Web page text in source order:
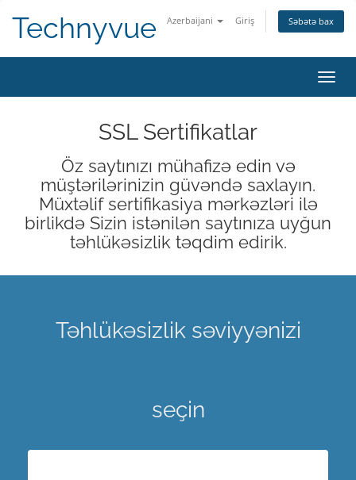
Azerbaijani Giriş Səbətə bax
Technyvue
keçid
SSL Sertifikatlar
Öz saytınızı mühafizə edin və
müştərilərinizin güvəndə saxlayın.
Müxtəlif sertifikasiya mərkəzləri ilə
birlikdə Sizin istənilən saytınıza uyğun
təhlükəsizlik təqdim edirik.
Təhlükəsizlik səviyyənizi
seçin